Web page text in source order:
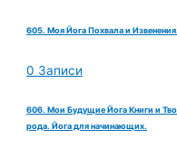
605. Моя Йога Похвала и Извенения.
0 Записи
606. Мои Будущие Йога Книги и
рода. Йога для начинающих.